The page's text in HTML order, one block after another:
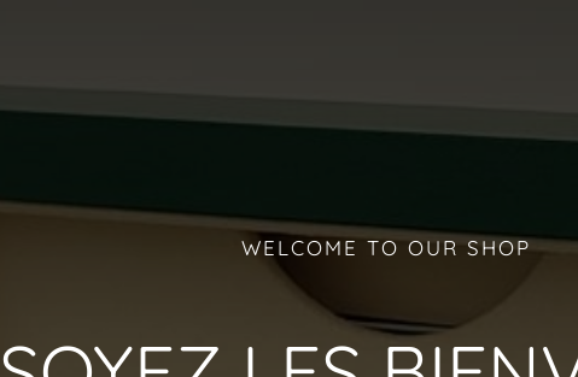
WELCOME TO OUR SHOP